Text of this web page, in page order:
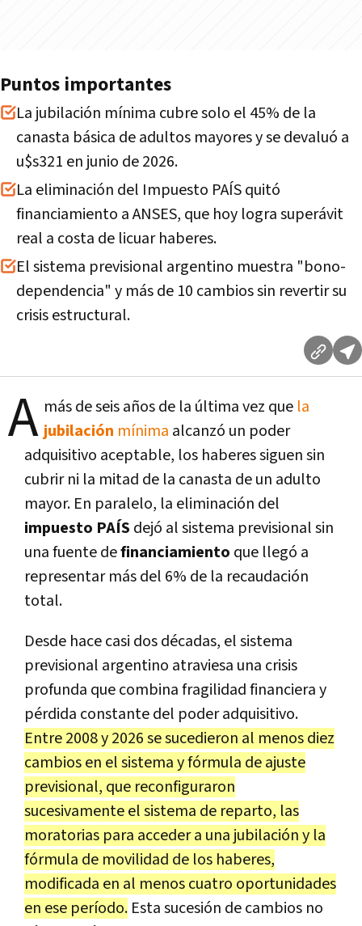
Puntos importantes
La jubilación mínima cubre solo el 45% de la
canasta básica de adultos mayores y se devaluó a
u$s321 en junio de 2026.
La eliminación del Impuesto PAÍS quitó
financiamiento a ANSES, que hoy logra superávit
real a costa de licuar haberes.
El sistema previsional argentino muestra "bono-
dependencia" y más de 10 cambios sin revertir su
crisis estructural.
A más de seis años de la última vez que la
jubilación mínima alcanzó un poder
adquisitivo aceptable, los haberes siguen sin
cubrir ni la mitad de la canasta de un adulto
mayor. En paralelo, la eliminación del
impuesto PAÍS dejó al sistema previsional sin
una fuente definanciamiento que llegó a
representar más del 6% de la recaudación
total.
Desde hace casi dos décadas, el sistema
previsional argentino atraviesa una crisis
profunda que combina fragilidad financiera y
pérdida constante del poder adquisitivo.
Entre 2008 y 2026 se sucedieron al menos diez
cambios en el sistema y fórmula de ajuste
previsional, que reconfiguraron
sucesivamente el sistema de reparto, las
moratorias para acceder a una jubilación y la
fórmula de movilidad de los haberes,
modificada en al menos cuatro oportunidades
en ese período. Esta sucesión de cambios no